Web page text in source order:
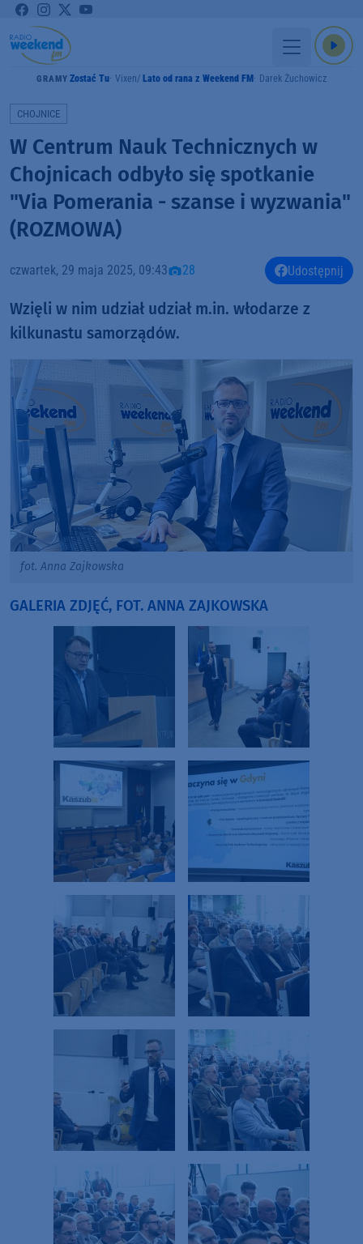
GRAMY Zostać Tu Vixen Lato od rana z Weekend FM Darek Żuchowicz
CHOJNICE
W Centrum Nauk Technicznych w
Chojnicach odbyło się spotkanie
"Via Pomerania - szanse i wyzwania"
(ROZMOWA)
czwartek, 29 maja 2025, 09:43 28 Udostępnij
Wzięli w nim udział udział m.in. włodarze z
kilkunastu samorządów.
fot. Anna Zajkowska
GALERIA ZDJĘĆ, FOT. ANNA ZAJKOWSKA